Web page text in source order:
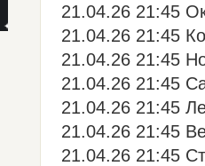
21.04.26 21:45
21.04.26 21:45
21.04.26 21:45
21.04.26 21:45
21.04.26 21:45
21.04.26 21:45
21.04.26 21:45